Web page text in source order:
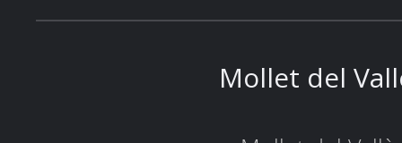
Mollet del